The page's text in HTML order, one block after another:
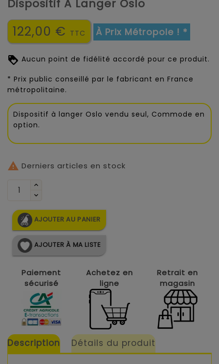
Dispositif À Langer Oslo
122,00 € TTC À Prix Métropole ! *
Aucun point de fidélité accordé pour ce produit.
* Prix public conseillé par le fabricant en France
métropolitaine.
Dispositif à langer Oslo vendu seul, Commode en
option.
 Derniers articles en stock
AJOUTER AU PANIER
AJOUTER À MA LISTE
Paiement
sécurisé
Achetez en
ligne
Retrait en
magasin
Description Détails du produit